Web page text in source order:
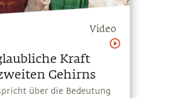
Video
Kraft
Gehirns
über die Bedeutung